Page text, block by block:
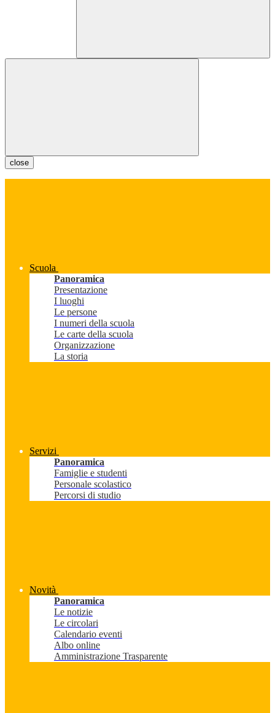
close
Scuola
Panoramica
Presentazione
I luoghi
Le persone
I numeri della scuola
Le carte della scuola
Organizzazione
La storia
Servizi
Panoramica
Famiglie e studenti
Personale scolastico
Percorsi di studio
Novità
Panoramica
Le notizie
Le circolari
Calendario eventi
Albo online
Amministrazione Trasparente